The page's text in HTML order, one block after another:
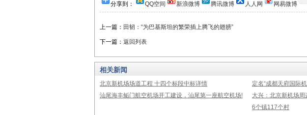
分享到： QQ空间 新浪微博 腾讯微博 人人网 网易微博
上一篇： 田韧：“为巴基斯坦的繁荣插上腾飞的翅膀”
下一篇： 返回列表
相关新闻
北京新机场场道工程 十四个标段中标详情
定名“成都天府国际
汕尾海丰鲘门航空机场开工建设，汕尾第一座航空机场!
大兴：北京新机场
6个镇117个村